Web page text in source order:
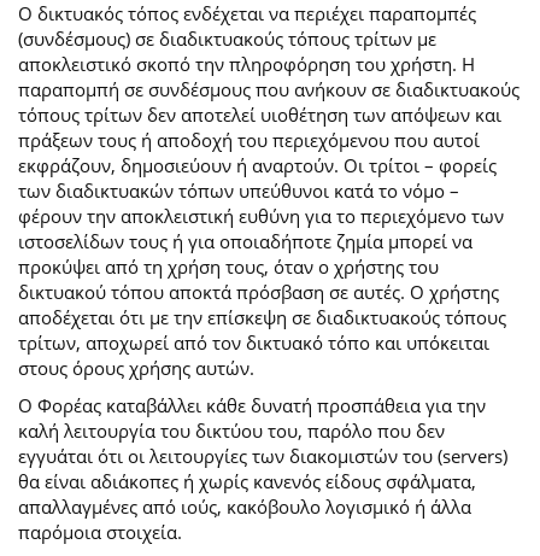
O δικτυακός τόπος ενδέχεται να περιέχει παραπομπές
(συνδέσμους) σε διαδικτυακούς τόπους τρίτων με
αποκλειστικό σκοπό την πληροφόρηση του χρήστη. Η
παραπομπή σε συνδέσμους που ανήκουν σε διαδικτυακούς
τόπους τρίτων δεν αποτελεί υιοθέτηση των απόψεων και
πράξεων τους ή αποδοχή του περιεχόμενου που αυτοί
εκφράζουν, δημοσιεύουν ή αναρτούν. Οι τρίτοι – φορείς
των διαδικτυακών τόπων υπεύθυνοι κατά το νόμο –
φέρουν την αποκλειστική ευθύνη για το περιεχόμενο των
ιστοσελίδων τους ή για οποιαδήποτε ζημία μπορεί να
προκύψει από τη χρήση τους, όταν ο χρήστης του
δικτυακού τόπου αποκτά πρόσβαση σε αυτές. Ο χρήστης
αποδέχεται ότι με την επίσκεψη σε διαδικτυακούς τόπους
τρίτων, αποχωρεί από τον δικτυακό τόπο και υπόκειται
στους όρους χρήσης αυτών.
Ο Φορέας καταβάλλει κάθε δυνατή προσπάθεια για την
καλή λειτουργία του δικτύου του, παρόλο που δεν
εγγυάται ότι οι λειτουργίες των διακομιστών του (servers)
θα είναι αδιάκοπες ή χωρίς κανενός είδους σφάλματα,
απαλλαγμένες από ιούς, κακόβουλο λογισμικό ή άλλα
παρόμοια στοιχεία.